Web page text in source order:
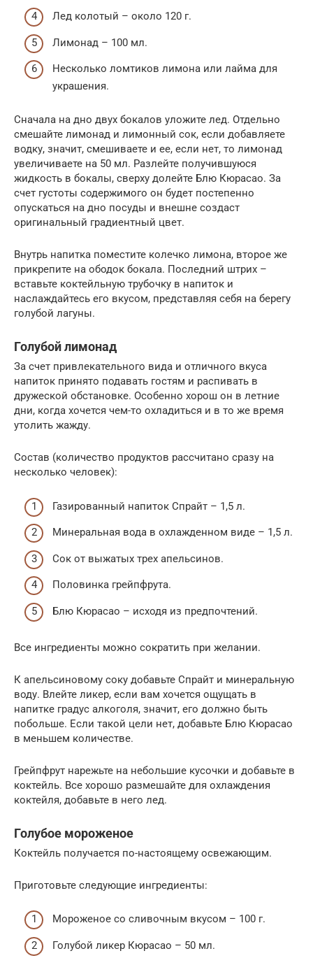
Лед колотый – около 120 г.
Лимонад – 100 мл.
Несколько ломтиков лимона или лайма для
украшения.
Сначала на дно двух бокалов уложите лед. Отдельно
смешайте лимонад и лимонный сок, если добавляете
водку, значит, смешиваете и ее, если нет, то лимонад
увеличиваете на 50 мл. Разлейте получившуюся
жидкость в бокалы, сверху долейте Блю Кюрасао. За
счет густоты содержимого он будет постепенно
опускаться на дно посуды и внешне создаст
оригинальный градиентный цвет.
Внутрь напитка поместите колечко лимона, второе же
прикрепите на ободок бокала. Последний штрих –
вставьте коктейльную трубочку в напиток и
наслаждайтесь его вкусом, представляя себя на берегу
голубой лагуны.
Голубой лимонад
За счет привлекательного вида и отличного вкуса
напиток принято подавать гостям и распивать в
дружеской обстановке. Особенно хорош он в летние
дни, когда хочется чем-то охладиться и в то же время
утолить жажду.
Состав (количество продуктов рассчитано сразу на
несколько человек):
Газированный напиток Спрайт – 1,5 л.
Минеральная вода в охлажденном виде – 1,5 л.
Сок от выжатых трех апельсинов.
Половинка грейпфрута.
Блю Кюрасао – исходя из предпочтений.
Все ингредиенты можно сократить при желании.
К апельсиновому соку добавьте Спрайт и минеральную
воду. Влейте ликер, если вам хочется ощущать в
напитке градус алкоголя, значит, его должно быть
побольше. Если такой цели нет, добавьте Блю Кюрасао
в меньшем количестве.
Грейпфрут нарежьте на небольшие кусочки и добавьте в
коктейль. Все хорошо размешайте для охлаждения
коктейля, добавьте в него лед.
Голубое мороженое
Коктейль получается по-настоящему освежающим.
Приготовьте следующие ингредиенты:
Мороженое со сливочным вкусом – 100 г.
Голубой ликер Кюрасао – 50 мл.